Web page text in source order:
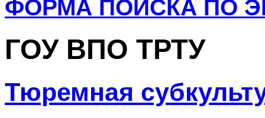
ФОРМА ПОИСКА ПО
ГОУ ВПО ТРТУ
Тюремная